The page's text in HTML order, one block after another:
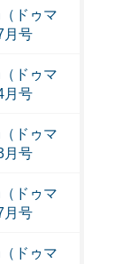
ドゥマ
月号
ドゥマ
月号
ドゥマ
月号
ドゥマ
月号
ドゥマ